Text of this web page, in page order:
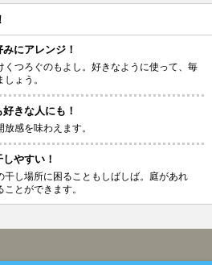
にアレンジ！
くつろぐのもよし。好きなように使って、毎
ょう。
きな人にも！
感を味わえます。
やすい！
干し場所に困ることもしばしば。庭があれ
とができます。